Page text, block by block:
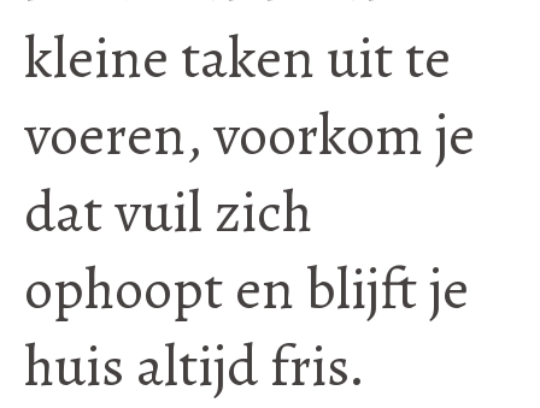
kleine taken uit te
voeren, voorkom je
dat vuil zich
ophoopt en blijft je
huis altijd fris.